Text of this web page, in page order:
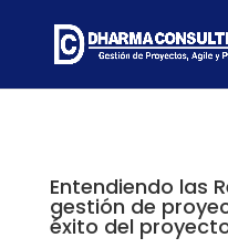
Entendiendo las
gestión de
éxito del